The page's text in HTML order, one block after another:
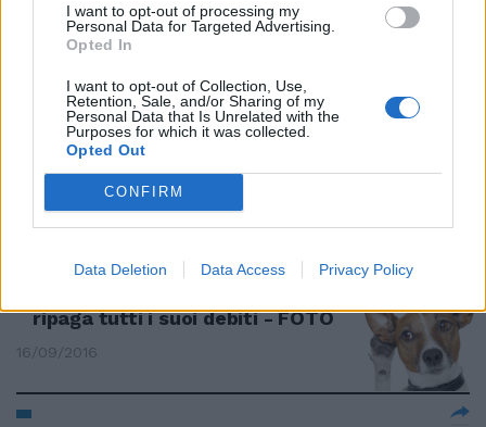
I want to opt-out of processing my
Personal Data for Targeted Advertising.
Opted In
I want to opt-out of Collection, Use,
Retention, Sale, and/or Sharing of my
Personal Data that Is Unrelated with the
Purposes for which it was collected.
Opted Out
CONFIRM
Data Deletion Data Access Privacy Policy
19/02/2017
VILLA GORDIANI
Furto con il buco nella
tabaccheria di via Veroli:
FURTO
ripaga tutti i suoi debiti - FOTO
16/09/2016